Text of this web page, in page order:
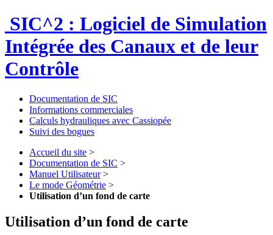
SIC^2 : Logiciel de Simulation
Intégrée des Canaux et de leur
Contrôle
Documentation de SIC
Informations commerciales
Calculs hydrauliques avec Cassiopée
Suivi des bogues
Accueil du site >
Documentation de SIC >
Manuel Utilisateur >
Le mode Géométrie >
Utilisation d’un fond de carte
Utilisation d’un fond de carte